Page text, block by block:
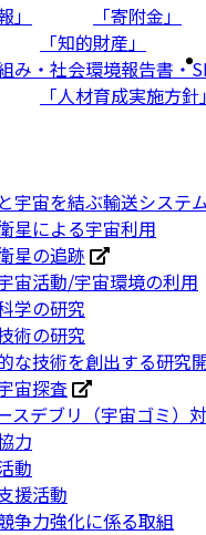
」
「寄附金」
「知的財産」
み・社会環境報告書・
「人材育成実施方針」
宇宙を結ぶ輸送システ
星による宇宙利用
星の追跡
宙活動/宇宙環境の利用
学の研究
術の研究
な技術を創出する研究
宙探査
スデブリ（宇宙ゴミ）
力
動
援活動
争力強化に係る取組